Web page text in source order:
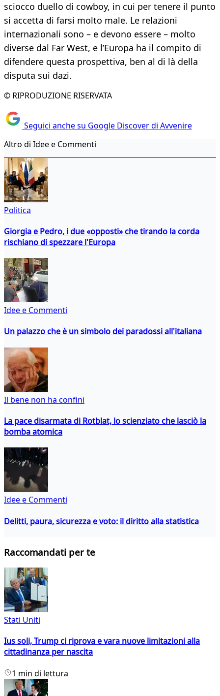
sciocco duello di cowboy, in cui per tenere il punto
si accetta di farsi molto male. Le relazioni
internazionali sono – e devono essere – molto
diverse dal Far West, e l’Europa ha il compito di
difendere questa prospettiva, ben al di là della
disputa sui dazi.
© RIPRODUZIONE RISERVATA
Seguici anche su Google Discover di Avvenire
Altro di Idee e Commenti
Politica
Giorgia e Pedro, i due «opposti» che tirando la corda
rischiano di spezzare l'Europa
Idee e Commenti
Un palazzo che è un simbolo dei paradossi all'italiana
Il bene non ha confini
La pace disarmata di Rotblat, lo scienziato che lasciò la
bomba atomica
Idee e Commenti
Delitti, paura, sicurezza e voto: il diritto alla statistica
Raccomandati per te
Stati Uniti
Ius soli, Trump ci riprova e vara nuove limitazioni alla
cittadinanza per nascita
1 min di lettura